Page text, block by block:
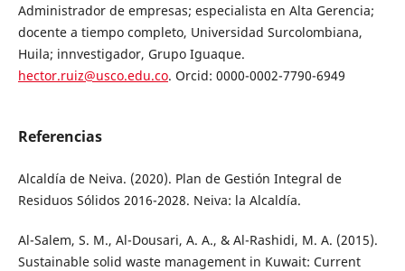
Administrador de empresas; especialista en Alta Gerencia;
docente a tiempo completo, Universidad Surcolombiana,
Huila; innvestigador, Grupo Iguaque.
hector.ruiz@usco.edu.co. Orcid: 0000-0002-7790-6949
Referencias
Alcaldía de Neiva. (2020). Plan de Gestión Integral de
Residuos Sólidos 2016-2028. Neiva: la Alcaldía.
Al-Salem, S. M., Al-Dousari, A. A., & Al-Rashidi, M. A. (2015).
Sustainable solid waste management in Kuwait: Current